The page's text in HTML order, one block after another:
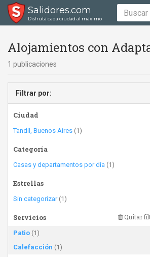
Salidores.com
Disfrutá cada ciudad al máximo
Alojamientos con
1 publicaciones
Filtrar por:
Ciudad
Tandil, Buenos Aires (1)
Categoría
Casas y departamentos por día (1)
Estrellas
Sin categorizar(1)
Servicios Quitar
Patio (1)
Calefacción (1)